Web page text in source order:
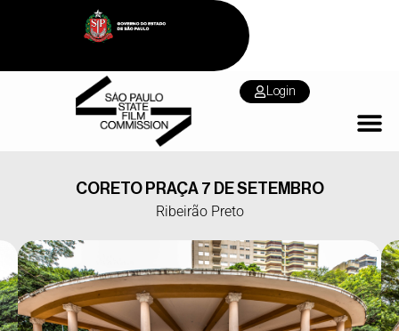
Login
CORETO PRAÇA 7 DE SETEMBRO
Ribeirão Preto